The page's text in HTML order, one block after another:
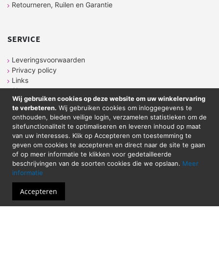
Wij gebruiken cookies op deze website om uw winkelervaring
te verbeteren. Wij gebruiken cookies om inloggegevens te
onthouden, bieden veilige login, verzamelen statistieken om de
sitefunctionaliteit te optimaliseren en leveren inhoud op maat
van uw interesses. Klik op Accepteren om toestemming te
geven om cookies te accepteren en direct naar de site te gaan
of op meer informatie te klikken voor gedetailleerde
beschrijvingen van de soorten cookies die we opslaan. Meer
informatie
Accepteren
Retourneren, Ruilen en Garantie
SERVICE
Leveringsvoorwaarden
Privacy policy
Links
Sitemap
CONTACT
Sticker Atelier
Neringstraat 7
8263 BG Kampen
Tel. 038-2020089